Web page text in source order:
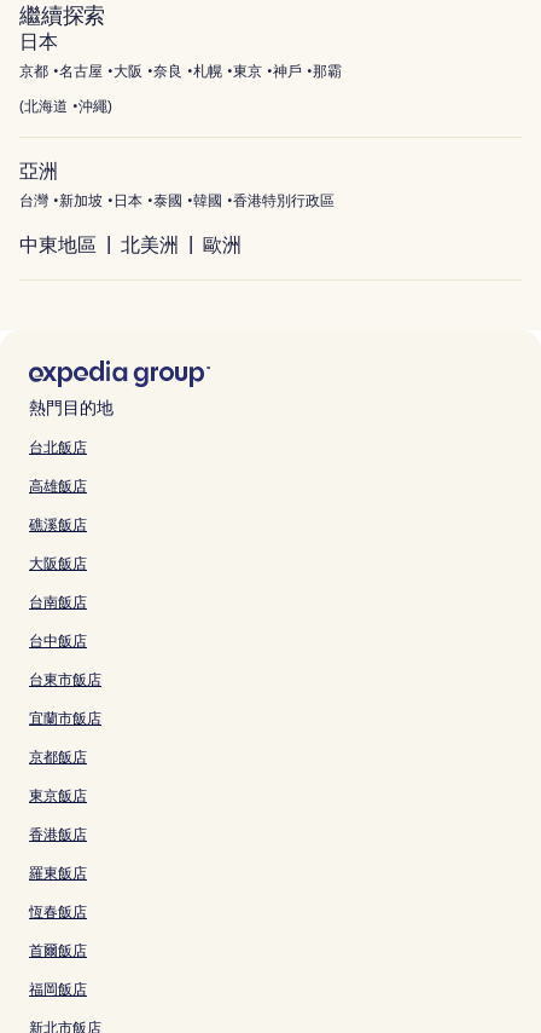
繼續探索
日本
京都 名古屋 大阪 奈良 札幌 東京 神戶
那霸
(北海道 沖繩)
亞洲
台灣 新加坡 日本 泰國 韓國 香港特別行政區
中東地區 北美洲 歐洲
熱門目的地
台北飯店
高雄飯店
礁溪飯店
大阪飯店
台南飯店
台中飯店
台東市飯店
宜蘭市飯店
京都飯店
東京飯店
香港飯店
羅東飯店
恆春飯店
首爾飯店
福岡飯店
新北市飯店